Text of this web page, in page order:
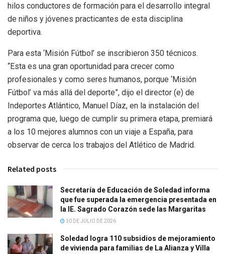
hilos conductores de formación para el desarrollo integral
de niños y jóvenes practicantes de esta disciplina
deportiva.
Para esta ‘Misión Fútbol’ se inscribieron 350 técnicos.
“Esta es una gran oportunidad para crecer como
profesionales y como seres humanos, porque ‘Misión
Fútbol’ va más allá del deporte”, dijo el director (e) de
Indeportes Atlántico, Manuel Díaz, en la instalación del
programa que, luego de cumplir su primera etapa, premiará
a los 10 mejores alumnos con un viaje a España, para
observar de cerca los trabajos del Atlético de Madrid.
Related posts
Secretaría de Educación de Soledad informa
que fue superada la emergencia presentada en
la IE. Sagrado Corazón sede las Margaritas
30 DE JULIO DE 2026
Soledad logra 110 subsidios de mejoramiento
de vivienda para familias de La Alianza y Villa